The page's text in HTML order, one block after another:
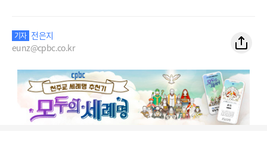
기자 전은지
eunz@cpbc.co.kr